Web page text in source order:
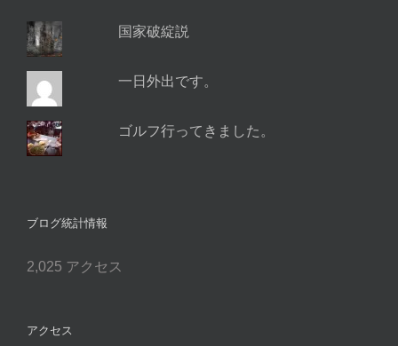
国家破綻説
一日外出です。
ゴルフ行ってきました。
ブログ統計情報
2,025 アクセス
アクセス